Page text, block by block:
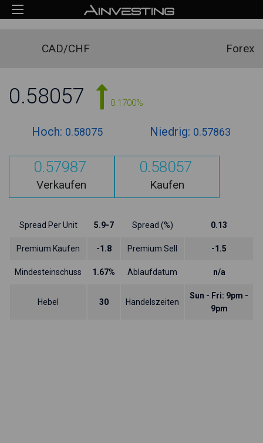
CAD/CHF Forex
0.58057 0.1700%
Hoch: 0.58075 Niedrig: 0.57863
0.57987
Verkaufen
0.58057
Kaufen
Spread Per Unit 5.9-7 Spread (%) 0.13
Premium Kaufen -1.8 Premium Sell -1.5
Mindesteinschuss 1.67% Ablaufdatum n/a
Hebel 30 Handelszeiten
Sun - Fri: 9pm -
9pm